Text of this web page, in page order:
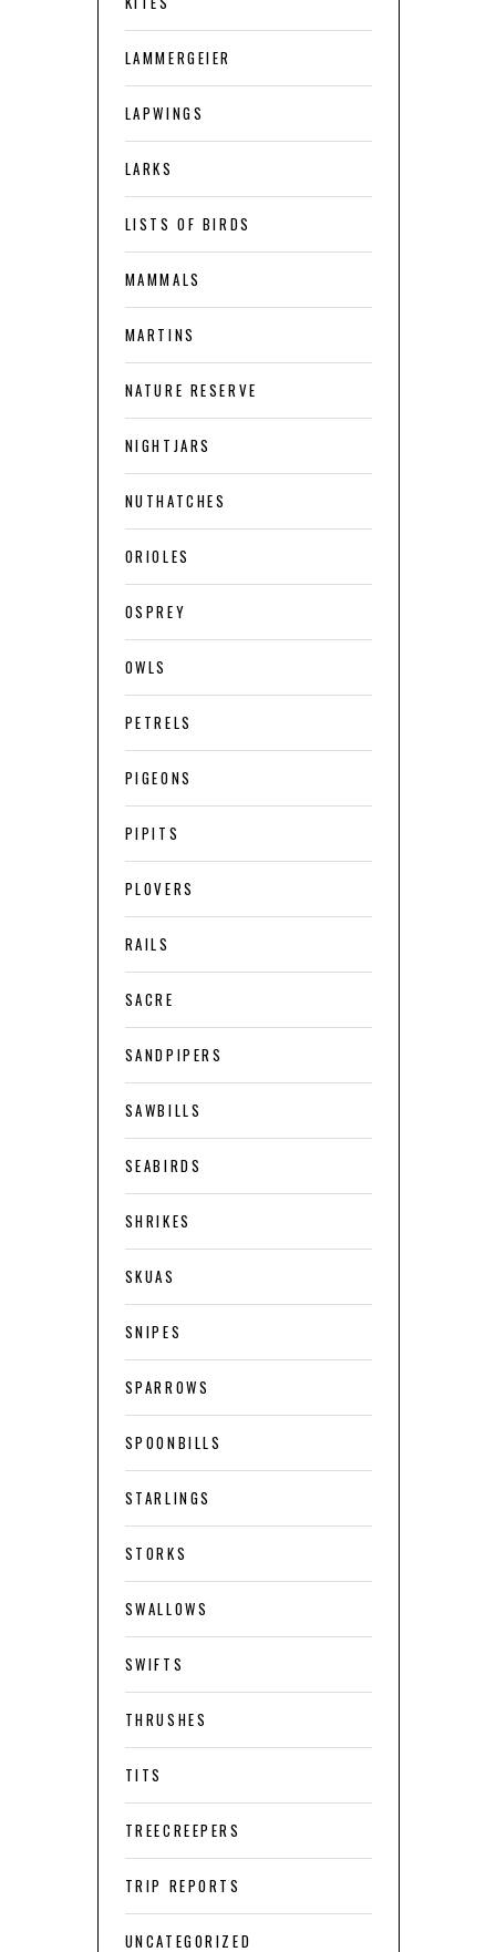
LAMMERGEIER
LAPWINGS
LARKS
LISTS OF BIRDS
MAMMALS
MARTINS
NATURE RESERVE
NIGHTJARS
NUTHATCHES
ORIOLES
OSPREY
OWLS
PETRELS
PIGEONS
PIPITS
PLOVERS
RAILS
SACRE
SANDPIPERS
SAWBILLS
SEABIRDS
SHRIKES
SKUAS
SNIPES
SPARROWS
SPOONBILLS
STARLINGS
STORKS
SWALLOWS
SWIFTS
THRUSHES
TITS
TREECREEPERS
TRIP REPORTS
UNCATEGORIZED